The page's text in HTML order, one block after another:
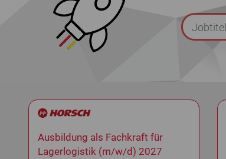
Ausbildung als Fachkraft für
Lagerlogistik (m/w/d) 2027